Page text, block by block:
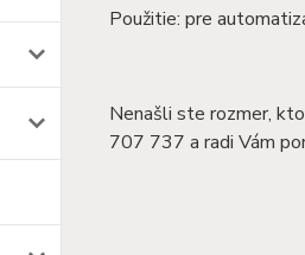
Použitie: pre
Nenašli ste rozmer,
707 737 a radi Vám